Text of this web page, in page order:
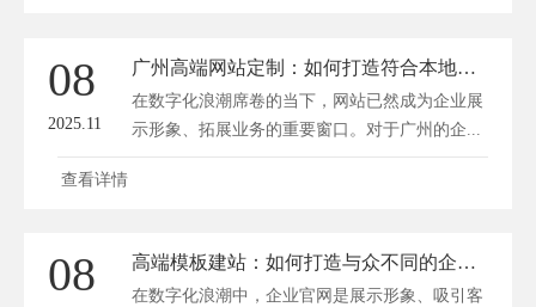
08
2025.11
广州高端网站定制：如何打造符合本地企业特色的专属网站
在数字化浪潮席卷的当下，网站已然成为企业展
示形象、拓展业务的重要窗口。对于广州的企...
查看详情
08 高端模板建站：如何打造与众不同的企业官网
在数字化浪潮中，企业官网是展示形象、吸引客